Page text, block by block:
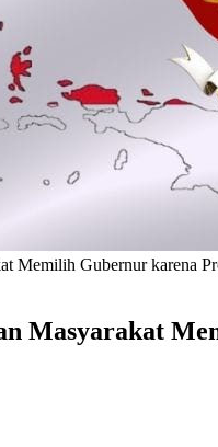
Memilih Gubernur karena
Masyarakat